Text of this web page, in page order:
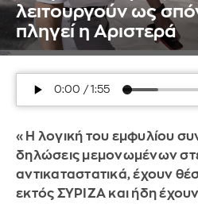
λειτουργούν ως
πληγεί η Αριστερά
«Η λογική του εμφυλίου
δηλώσεις μεμονωμένων
αντικαταστατικά, έχουν
εκτός ΣΥΡΙΖΑ και ήδη